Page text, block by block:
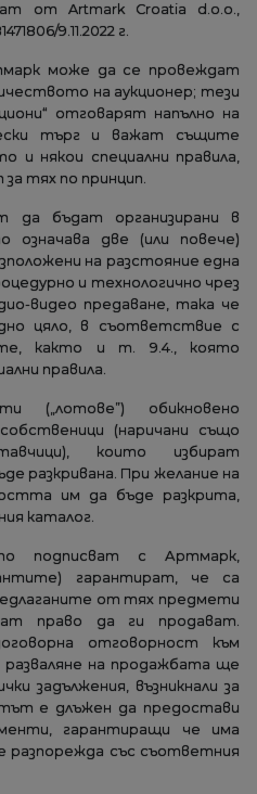
от Artmark Croatia d.o.o.,
9.11.2022 г.
може да се провеждат
на аукционер; тези
отговарят напълно на
търг и важат същите
и някои специални правила,
за тях по принцип.
да бъдат организирани в
означава две (или повече)
на разстояние една
и технологично чрез
видео предаване, така че
цяло, в съответствие с
както и т. 9.4., която
правила.
(„лотове”) обикновено
(наричани също
които избират
разкривана. При желание на
им да бъде разкрита,
каталог.
подписват с Артмарк,
гарантират, че са
от тях предмети
право да ги продават.
отговорност към
разваляне на продажбата ще
задължения, възникнали за
е длъжен да предостави
гарантиращи че има
разпорежда със съответния